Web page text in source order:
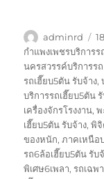
ผู้
เขียน
adminrd
เ
เ
กำแพงเพชรบริการ
นครสวรรค์บริการร
รถเฮี๊ยบ5ตัน รับจ้าง,
บริการรถเฮี๊ยบ5ตัน
เครื่องจักรโรงงาน,พ
เฮี๊ยบ5ตัน รับจ้าง,พิจิ
ของหนัก,ภาคเหนือ
รถ6ล้อเฮี๊ยบ5ตัน รับ
พิเศษ6เพลา,รถเฉพ